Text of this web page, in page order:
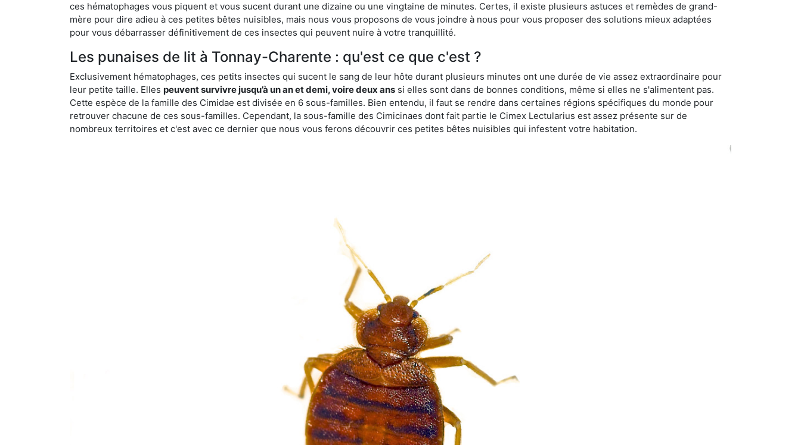
ces hématophages vous piquent et vous sucent durant une dizaine ou une vingtaine de minutes. Certes, il existe plusieurs astuces et remèdes de grand-
mère pour dire adieu à ces petites bêtes nuisibles, mais nous vous proposons de vous joindre à nous pour vous proposer des solutions mieux adaptées
pour vous débarrasser définitivement de ces insectes qui peuvent nuire à votre tranquillité.
Les punaises de lit à Tonnay-Charente : qu'est ce que c'est ?
Exclusivement hématophages, ces petits insectes qui sucent le sang de leur hôte durant plusieurs minutes ont une durée de vie assez extraordinaire pour
leur petite taille. Elles peuvent survivre jusqu’à un an et demi, voire deux ans si elles sont dans de bonnes conditions, même si elles ne s'alimentent pas.
Cette espèce de la famille des Cimidae est divisée en 6 sous-familles. Bien entendu, il faut se rendre dans certaines régions spécifiques du monde pour
retrouver chacune de ces sous-familles. Cependant, la sous-famille des Cimicinaes dont fait partie le Cimex Lectularius est assez présente sur de
nombreux territoires et c'est avec ce dernier que nous vous ferons découvrir ces petites bêtes nuisibles qui infestent votre habitation.